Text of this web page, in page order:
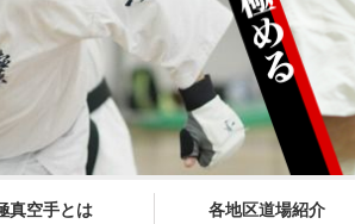
真空手とは 各地区道場紹介